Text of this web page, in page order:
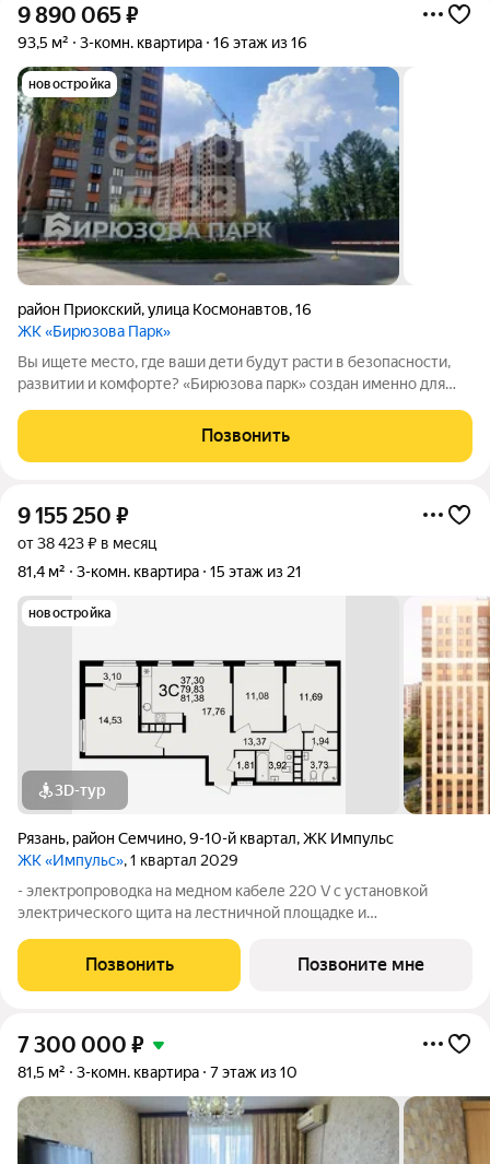
9 890 065₽
93,5 м² 3-комн. квартира 16 этаж из 16
новостройка
район Приокский,улица Космонавтов,16
ЖК «Бирюзова Парк»
Вы ищете место, где ваши дети будут расти в безопасности,
развитии и комфорте? «Бирюзова парк» создан именно для
идеальный вариант для семьи с детьми? Рядом всё, что нужно
детям: 6 детских
Позвонить
9 155 250 ₽
от 38 423 ₽ в месяц
81,4 м²
3-комн. квартира 15 этаж из 21
новостройка
3D-тур
Рязань, район Семчино,9-10-й квартал,ЖК Импульс
ЖК «Импульс», 1 квартал 2029
- электропроводка на медном кабеле 220 V с установкой
электрического щита на лестничной площадке и
стен, кроме стен лоджий, откосов дверных и оконных
проемов, ниш прохождения стояков
Позвонить Позвоните мне
7 300 000 ₽
81,5 м² 3-комн. квартира 7 этаж из 10